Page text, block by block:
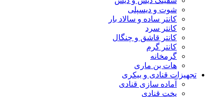
شوت و دیسپلی
کانتر ساده و سالاد بار
کانتر سرد
کانتر قاشق و چنگال
کانتر گرم
گرمخانه
هات بن ماری
تجهیزات قنادی و بیکری
آماده سازی قنادی
پخت قنادی